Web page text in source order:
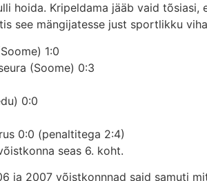
hoida. Kripeldama jääb vaid
see mängijatesse just sportlikku
1:0
(Soome) 0:3
0:0
0:0 (penaltitega 2:4)
seas 6. koht.
ja 2007 võistkonnnad said samuti